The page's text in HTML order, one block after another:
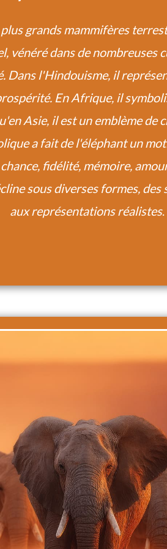
plus grands mammifères
vénéré dans de nombreuses
Dans l'Hindouisme, il
En Afrique, il
Asie, il est un emblème de
a fait de l'éléphant un
fidélité, mémoire,
sous diverses formes,
aux représentations réalistes.